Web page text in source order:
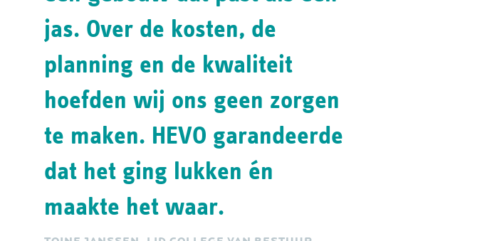
jas. Over de kosten, de
planning en de kwaliteit
hoefden wij ons geen zorgen
te maken. HEVO garandeerde
dat het ging lukken én
maakte het waar.